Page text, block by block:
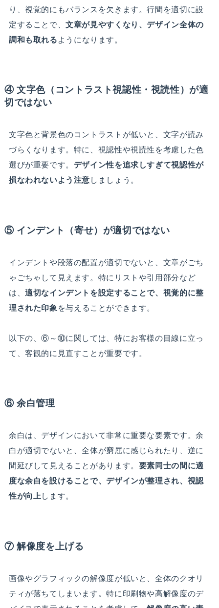
り、視覚的にもバランスを欠きます。行間を適切に設
定することで、文章が見やすくなり、デザイン全体の
調和も取れる ようになります。
④ 文字色（コントラスト視認性・視読性）が適
切ではない
文字色と背景色のコントラストが低いと、文字が読み
づらくなります。特に、視認性や視読性を考慮した色
選びが重要です。 デザイン性を追求しすぎて視認性が
損なわれないよう注意 しましょう。
⑤ インデント（寄せ）が適切ではない
インデントや段落の配置が適切でないと、文章がごち
ゃごちゃして見えます。特にリストや引用部分など
は、適切なインデントを設定することで、視覚的に整
理された印象 を与えることができます。
以下の、⑥～⑩に関しては、特にお客様の目線に立っ
て、客観的に見直すことが重要です。
⑥ 余白管理
余白は、デザインにおいて非常に重要な要素です。余
白が適切でないと、全体が窮屈に感じられたり、逆に
間延びして見えることがあります。 要素同士の間に適
度な余白を設けることで、デザインが整理され、視認
性が向上 します。
⑦ 解像度を上げる
画像やグラフィックの解像度が低いと、全体のクオリ
ティが落ちてしまいます。特に印刷物や高解像度のデ